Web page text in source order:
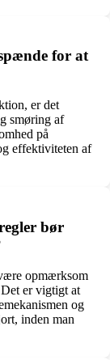
for at
er det
smøring af
på
effektiviteten af
bør
opmærksom
er vigtigt at
og
inden man